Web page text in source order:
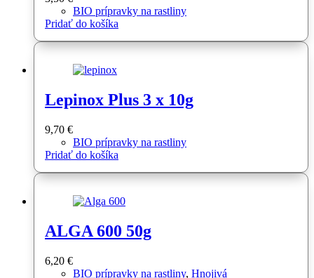
BIO prípravky na rastliny
Pridať do košíka
Lepinox Plus 3 x 10g
9,70 €
BIO prípravky na rastliny
Pridať do košíka
ALGA 600 50g
6,20 €
BIO prípravky na rastliny, Hnojivá